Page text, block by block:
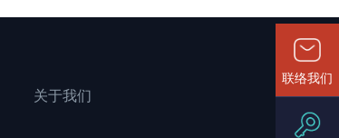
关于我们
联络我们